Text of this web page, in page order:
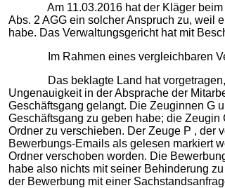
Am 11.03.2016 hat der Kläger beim
Abs. 2 AGG ein solcher Anspruch zu, weil
habe. Das Verwaltungsgericht hat mit
Im Rahmen eines vergleichbaren
Das beklagte Land hat vorgetragen,
Ungenauigkeit in der Absprache der
Geschäftsgang gelangt. Die Zeuginnen G
Geschäftsgang zu geben habe; die
Ordner zu verschieben. Der Zeuge P , der
Bewerbungs-Emails als gelesen markiert
Ordner verschoben worden. Die
habe also nichts mit seiner Behinderung
der Bewerbung mit einer